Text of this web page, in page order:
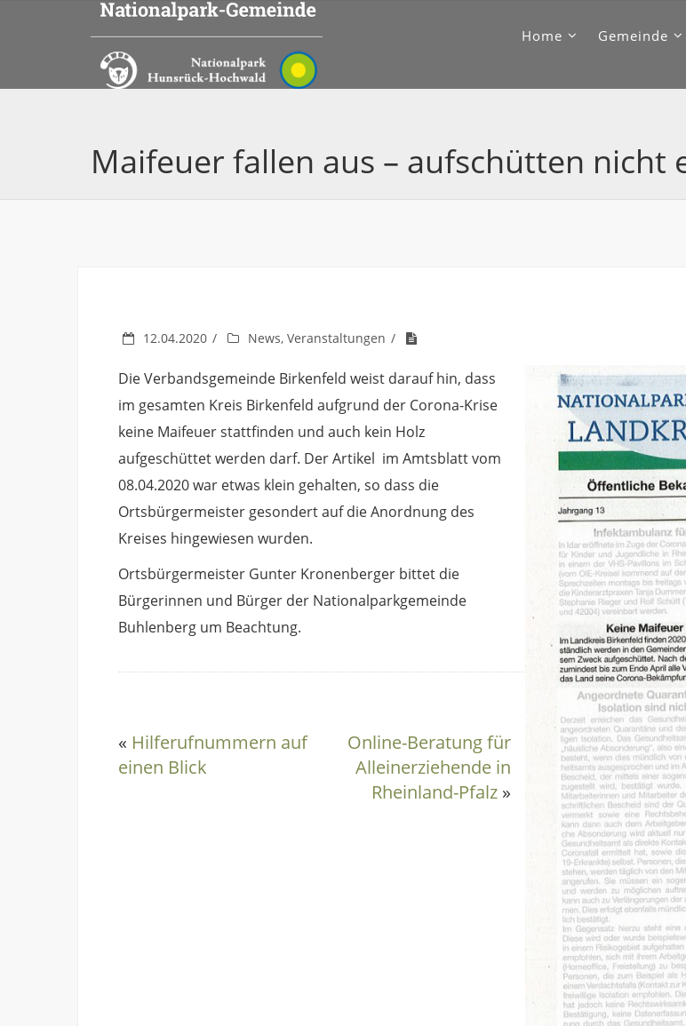
Home Gemeinde
Maifeuer fallen aus – aufschütten nicht
12.04.2020 News, Veranstaltungen
Die Verbandsgemeinde Birkenfeld weist darauf hin, dass
im gesamten Kreis Birkenfeld aufgrund der Corona-Krise
keine Maifeuer stattfinden und auch kein Holz
aufgeschüttet werden darf. Der Artikel im Amtsblatt vom
08.04.2020 war etwas klein gehalten, so dass die
Ortsbürgermeister gesondert auf die Anordnung des
Kreises hingewiesen wurden.
Ortsbürgermeister Gunter Kronenberger bittet die
Bürgerinnen und Bürger der Nationalparkgemeinde
Buhlenberg um Beachtung.
« Hilferufnummern auf
einen Blick
Online-Beratung für
Alleinerziehende in
Rheinland-Pfalz »